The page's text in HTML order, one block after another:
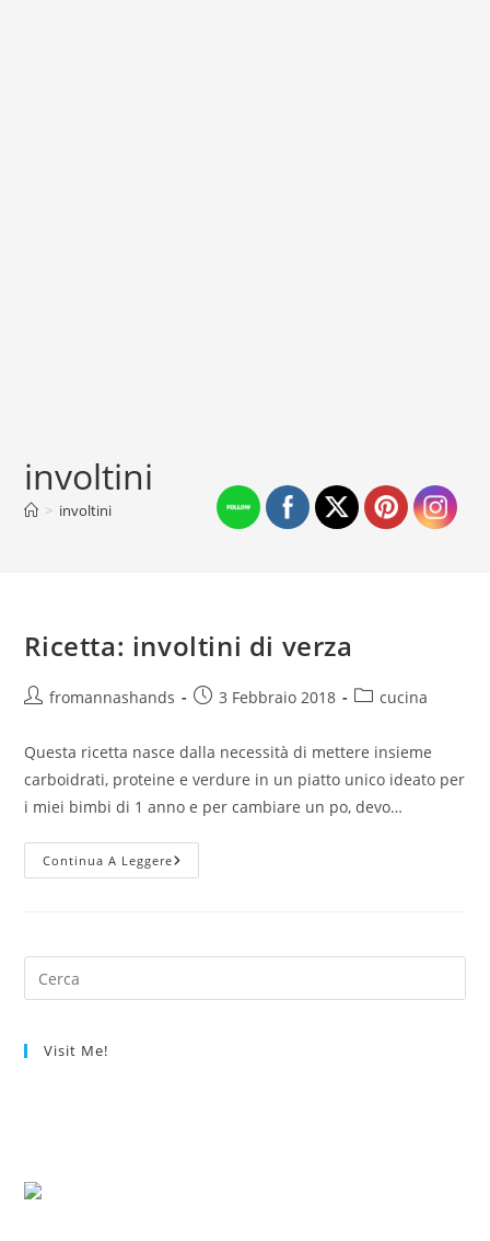
involtini
> involtini
Ricetta: involtini di verza
Autorefromannashands
Articolo3 Febbraio 2018
Categoria
cucina
Questa ricetta nasce dalla necessità di mettere insieme
carboidrati, proteine e verdure in un piatto unico ideato per
i miei bimbi di 1 anno e per cambiare un po, devo…
Continua A LeggereRicetta:
Involtini
Visit Me!